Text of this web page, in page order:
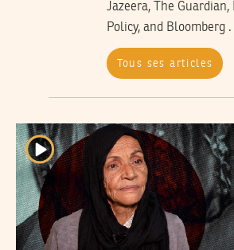
Jazeera, The Guardian,
Policy, and Bloomberg .
Tous ses articles